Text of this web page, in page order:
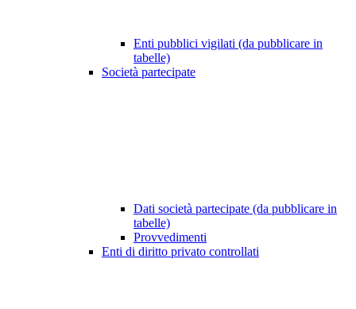
Enti pubblici vigilati (da pubblicare in
tabelle)
Società partecipate
Dati società partecipate (da pubblicare in
tabelle)
Provvedimenti
Enti di diritto privato controllati